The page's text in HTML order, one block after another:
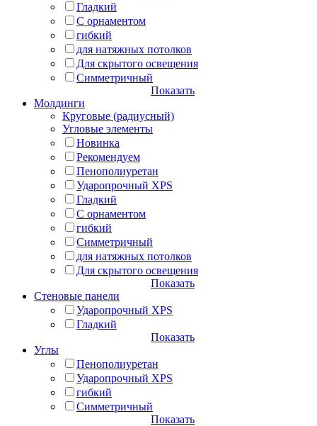
Гладкий
С орнаментом
гибкий
для натяжных потолков
Для скрытого освещения
Симметричный
Показать
Молдинги
Круговые (радиусный)
Угловые элементы
Новинка
Рекомендуем
Пенополиуретан
Ударопрочный XPS
Гладкий
С орнаментом
гибкий
Симметричный
для натяжных потолков
Для скрытого освещения
Показать
Стеновые панели
Ударопрочный XPS
Гладкий
Показать
Углы
Пенополиуретан
Ударопрочный XPS
гибкий
Симметричный
Показать